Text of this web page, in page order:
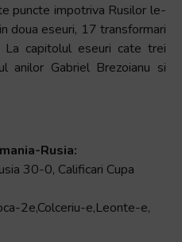
puncte impotriva Rusilor le-
doua eseuri, 17 transformari
capitolul eseuri cate trei
anilor Gabriel Brezoianu si
Rusia:
30-0, Calificari Cupa
2e,Colceriu-e,Leonte-e,